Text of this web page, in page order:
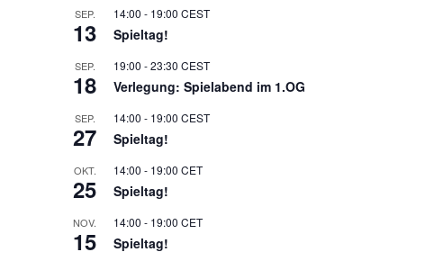
SEP.
13
14:00 - 19:00 CEST
Spieltag!
SEP.
18
19:00 -23:30 CEST
Verlegung: Spielabend im 1.OG
SEP.
27
14:00 - 19:00 CEST
Spieltag!
OKT.
25
14:00 - 19:00 CET
Spieltag!
NOV.
15
14:00 - 19:00 CET
Spieltag!